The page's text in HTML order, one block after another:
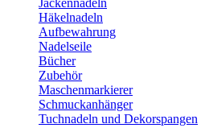
Jackennadeln
Häkelnadeln
Aufbewahrung
Nadelseile
Bücher
Zubehör
Maschenmarkierer
Schmuckanhänger
Tuchnadeln und Dekorspangen